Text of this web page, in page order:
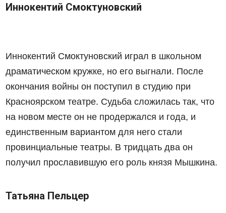
Иннокентий Смоктуновский
Иннокентий Смоктуновский играл в школьном
драматическом кружке, но его выгнали. После
окончания войны он поступил в студию при
Красноярском театре. Судьба сложилась так, что
на новом месте он не продержался и года, и
единственным вариантом для него стали
провинциальные театры. В тридцать два он
получил прославившую его роль князя Мышкина.
Татьяна Пельцер